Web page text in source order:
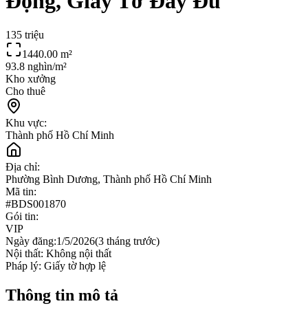
135 triệu
1440.00 m²
93.8 nghìn/m²
Kho xưởng
Cho thuê
Khu vực:
Thành phố Hồ Chí Minh
Địa chỉ:
Phường Bình Dương, Thành phố Hồ Chí Minh
Mã tin:
#BDS001870
Gói tin:
VIP
Ngày đăng:1/5/2026(3 tháng trước)
Nội thất: Không nội thất
Pháp lý: Giấy tờ hợp lệ
Thông tin mô tả